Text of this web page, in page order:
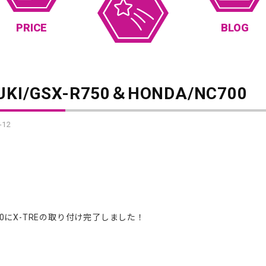
PRICE BLOG
GSX-R750＆HONDA/NC700
にX-TREの取り付け完了しました！